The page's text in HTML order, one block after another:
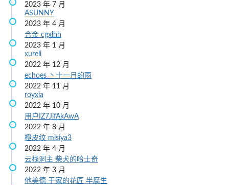
2023 年 7 月
ASUNNY
2023 年 4 月
合金 cgxlhh
2023 年 1 月
xureli
2022 年 12 月
echoes 丶十一月的雨
2022 年 11 月
royxia
2022 年 10 月
用户IZ7JifAkAwA
2022 年 8 月
橙皮纹 misiya3
2022 年 4 月
云栈洞主 柴犬的哈士奇
2022 年 3 月
他美德 于家的花匠 半腐生